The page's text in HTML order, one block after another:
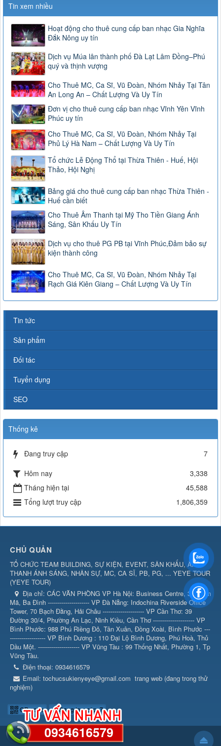
Tin xem nhiều
Hoạt động cho thuê cung cấp ban nhạc Gia Nghĩa
Đắk Nông uy tín
Dịch vụ Múa lân thành phố Đà Lạt Lâm Đồng–Phú
quý và thịnh vượng
Cho Thuê MC, Ca Sĩ, Vũ Đoàn, Nhóm Nhảy Tại Tân
An Long An – Chất Lượng Và Uy Tín
Đơn vị cho thuê cung cấp ban nhạc Vĩnh Yên Vĩnh
Phúc uy tín
Cho Thuê MC, Ca Sĩ, Vũ Đoàn, Nhóm Nhảy Tại
Phủ Lý Hà Nam – Chất Lượng Và Uy Tín
Tổ chức Lễ Động Thổ tại Thừa Thiên - Huế, Hội
Thảo, Hội Nghị
Bảng giá cho thuê cung cấp ban nhạc Thừa Thiên -
Huế cần biết
Cho Thuê Âm Thanh tại Mỹ Tho Tiền Giang Ánh
Sáng, Sân Khấu Uy Tín
Dịch vụ cho thuê PG PB tại Vĩnh Phúc,Đảm bảo sự
kiện thành công
Cho Thuê MC, Ca Sĩ, Vũ Đoàn, Nhóm Nhảy Tại
Rạch Giá Kiên Giang – Chất Lượng Và Uy Tín
Tin tức
Sản phẩm
Đối tác
Tuyển dụng
SEO
Thống kê
Đang truy cập
7
Hôm nay
3,338
Tháng hiện tại
45,588
Tổng lượt truy cập
1,806,359
CHỦ QUẢN
TỔ CHỨC TEAM BUILDING, SỰ KIỆN, EVENT, SÂN KHẤU, ÂM
THANH ÁNH SÁNG, NHÂN SỰ, MC, CA SĨ, PB, PG, ... YEYE TOUR
(YEYE TOUR)
Địa chỉ: CÁC VĂN PHÒNG VP Hà Nội: Business Centre, 360 Kim
Mã, Ba Đình --------------------- VP Đà Nẵng: Indochina Riverside Office
Tower, 70 Bạch Đằng, Hải Châu --------------------- VP Cần Thơ: 39
Đường 30/4, Phường An Lạc, Ninh Kiều, Cần Thơ --------------------- VP
Bình Phước: 988 Phú Riềng Đỏ, Tân Xuân, Đồng Xoài, Bình Phước ---
------------------ VP Bình Dương : 110 Đại Lộ Bình Dương, Phú Hoà, Thủ
Dầu Một. --------------------- VP Vũng Tàu : 99 Thống Nhất, Phường 1, Tp
Vũng Tàu.
Điện thoại: 0934616579
Email: tochucsukienyeye@gmail.com trang web (đang trong thử
nghiệm)
QR-code Đang truy cập: 7
0934616579